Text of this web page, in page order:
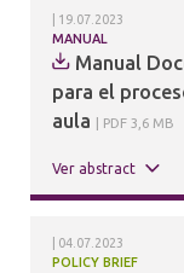
MANUAL
19.07.2023
Manual
para el
aula
PDF 3,6 MB
Ver abstract
POLICY BRIEF
04.07.2023